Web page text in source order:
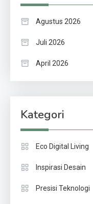
Agustus 2026
Juli 2026
April 2026
Kategori
Eco Digital Living
Inspirasi Desain
Presisi Teknologi